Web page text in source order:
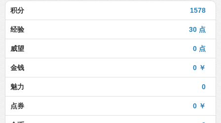
1578
积分
30 点
经验
0 点
威望
0 ￥
金钱
0
魅力
0 ￥
点券